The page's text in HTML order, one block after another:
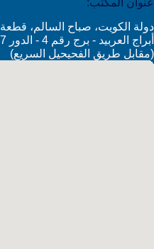
عنوان المكتب:
دولة الكويت، صباح السالم، قطعة 1، شارع 102
أبراج العربيد - برج رقم 4 - الدور 17 - مكتب 65
(مقابل طريق الفحيحيل السريع)